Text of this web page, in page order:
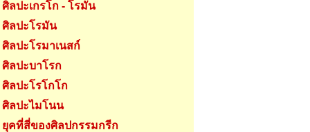
ศิลปะเกรโก - โรมัน
ศิลปะโรมัน
ศิลปะโรมาเนสก์
ศิลปะบาโรก
ศิลปะโรโกโก
ศิลปะไมโนน
ยุคที่สี่ของศิลปกรรมกรีก